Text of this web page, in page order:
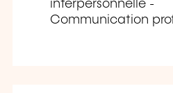
interpersonnelle -
Communication